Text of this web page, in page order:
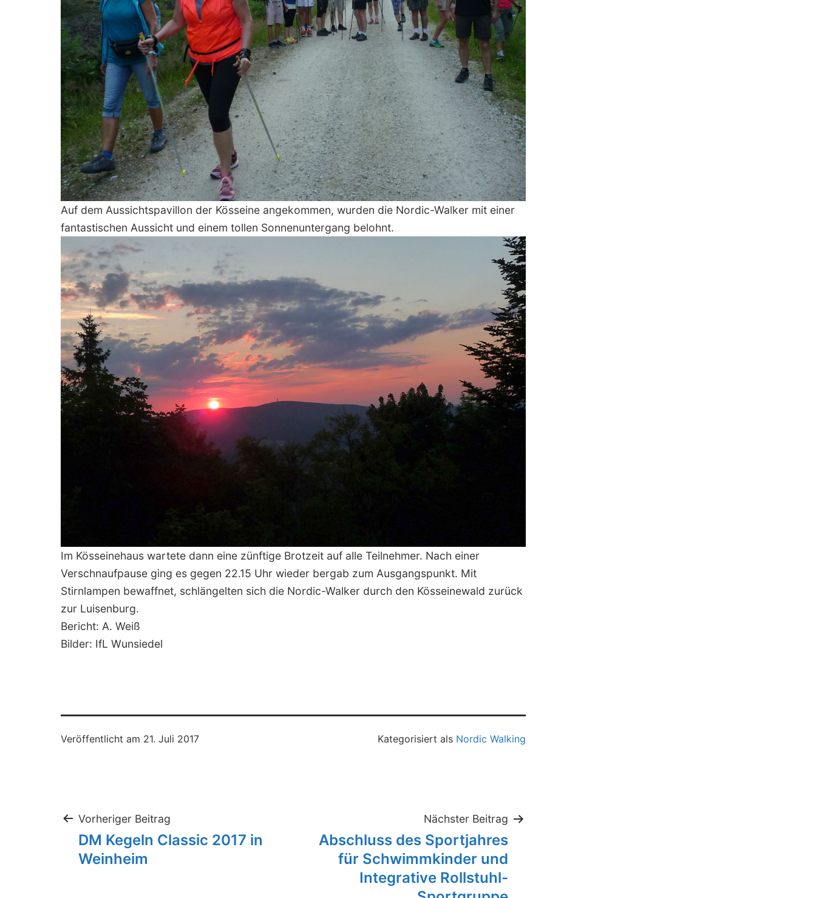
Auf dem Aussichtspavillon der Kösseine angekommen, wurden die Nordic-Walker mit einer
fantastischen Aussicht und einem tollen Sonnenuntergang belohnt.
Im Kösseinehaus wartete dann eine zünftige Brotzeit auf alle Teilnehmer. Nach einer
Verschnaufpause ging es gegen 22.15 Uhr wieder bergab zum Ausgangspunkt. Mit
Stirnlampen bewaffnet, schlängelten sich die Nordic-Walker durch den Kösseinewald zurück
zur Luisenburg.
Bericht: A. Weiß
Bilder: IfL Wunsiedel
Veröffentlicht am 21. Juli 2017 Kategorisiert als Nordic Walking
Beitragsnavigation
Vorheriger Beitrag
DM Kegeln Classic 2017 in
Weinheim
Nächster Beitrag
Abschluss des Sportjahres
für Schwimmkinder und
Integrative Rollstuhl-